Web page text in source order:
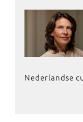
Nederlandse